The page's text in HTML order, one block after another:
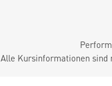
Alle Kursinformationen sind